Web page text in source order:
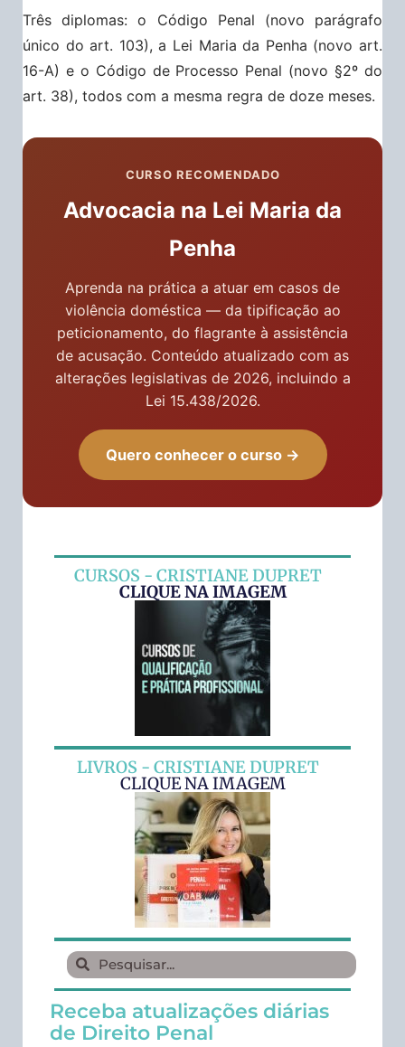
Três diplomas: o Código Penal (novo parágrafo
único do art. 103), a Lei Maria da Penha (novo art.
16-A) e o Código de Processo Penal (novo §2º do
art. 38), todos com a mesma regra de doze meses.
CURSO RECOMENDADO
Advocacia na Lei Maria da
Penha
Aprenda na prática a atuar em casos de
violência doméstica — da tipificação ao
peticionamento, do flagrante à assistência
de acusação. Conteúdo atualizado com as
alterações legislativas de 2026, incluindo a
Lei 15.438/2026.
Quero conhecer o curso →
CURSOS - CRISTIANE DUPRET
CLIQUE NA IMAGEM
LIVROS - CRISTIANE DUPRET
CLIQUE NA IMAGEM
Receba atualizações diárias
de Direito Penal